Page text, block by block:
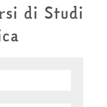
di Studi